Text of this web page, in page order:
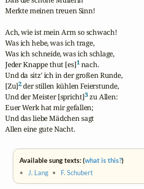
Merkte meinen treuen Sinn!
Ach, wie ist mein Arm so schwach!
Was ich hebe, was ich trage,
Was ich schneide, was ich schlage,
Jeder Knappe thut [es]1 nach.
Und da sitz' ich in der großen Runde,
[Zu]2 der stillen kühlen Feierstunde,
Und der Meister [spricht]3 zu Allen:
Euer Werk hat mir gefallen;
Und das liebe Mädchen sagt
Allen eine gute Nacht.
Available sung texts: (what is this?)
•
J. Lang • F. Schubert